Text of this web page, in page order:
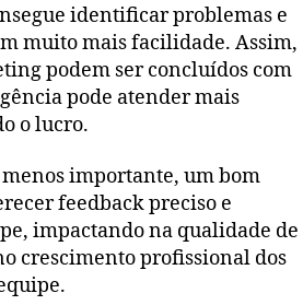
identificar problemas e
muito mais facilidade. Assim,
podem ser concluídos com
pode atender mais
o lucro.
importante, um bom
feedback preciso e
impactando na qualidade de
crescimento profissional dos